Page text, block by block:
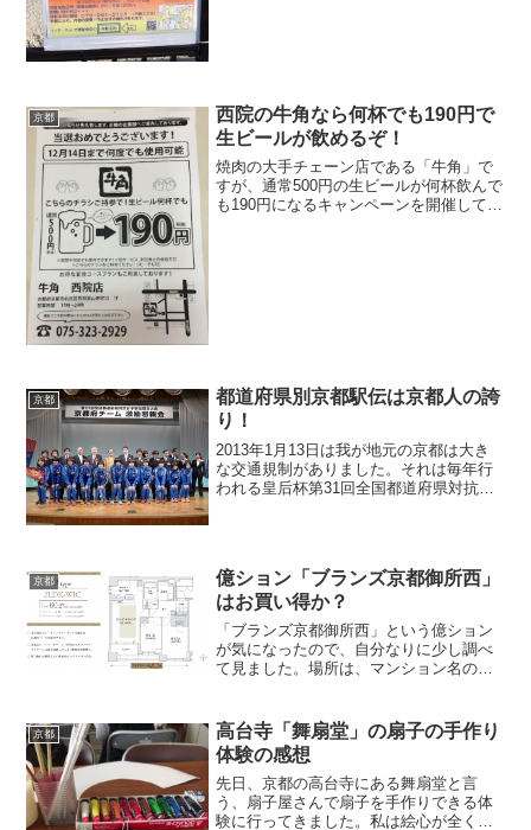
京都
西院の牛角なら何杯でも190円で
生ビールが飲めるぞ！
焼肉の大手チェーン店である「牛角」で
すが、通常500円の生ビールが何杯飲んで
も190円になるキャンペーンを開催してい
京都
都道府県別京都駅伝は京都人の誇
り！
2013年1月13日は我が地元の京都は大き
な交通規制がありました。それは毎年行
われる皇后杯第31回全国都道府県対抗女
京都
億ション「ブランズ京都御所西」
はお買い得か？
「ブランズ京都御所西」という億ション
が気になったので、自分なりに少し調べ
て見ました。場所は、マンション名の通
今出川駅まで徒歩3分なので立地は抜群で
すよね、同志社大学のす...
京都
高台寺「舞扇堂」の扇子の手作り
体験の感想
先日、京都の高台寺にある舞扇堂と言
う、扇子屋さんで扇子を手作りできる体
験に行ってきました。私は絵心が全くな